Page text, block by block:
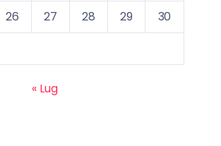
26 27 28 29
30
« Lug